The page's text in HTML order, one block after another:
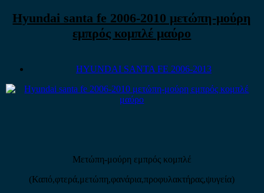
Hyundai santa fe 2006-2010 μετώπη-μούρη
εμπρός κομπλέ μαύρο
HYUNDAI SANTA FE 2006-2013
Μετώπη-μούρη εμπρός κομπλέ
(Καπό,φτερά,μετώπη,φανάρια,προφυλακτήρας,ψυγεία)